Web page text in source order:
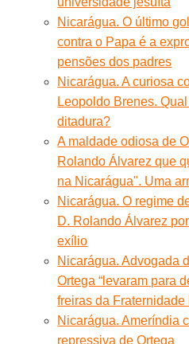
Nicarágua. O último
contra o Papa é a
pensões dos padres
Nicarágua. A curiosa
Leopoldo Brenes.
ditadura?
A maldade odiosa de
Rolando Álvarez que
na Nicarágua". Uma
Nicarágua. O regime
D. Rolando Álvarez
exílio
Nicarágua. Advogada
Ortega “levaram para
freiras da
Nicarágua. Ameríndia
repressiva de Ortega